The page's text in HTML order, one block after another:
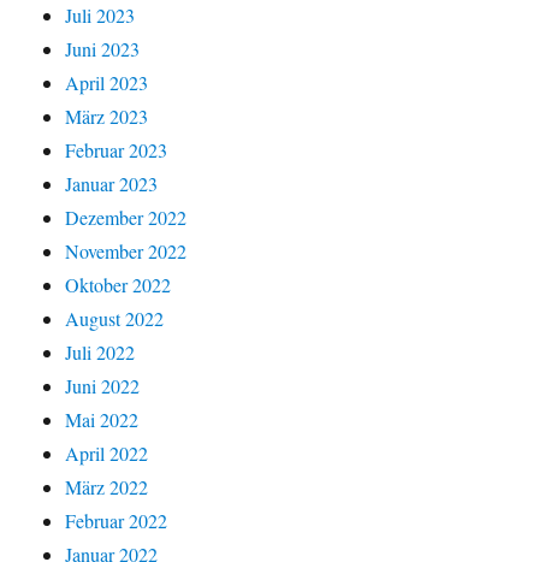
Juli 2023
Juni 2023
April 2023
März 2023
Februar 2023
Januar 2023
Dezember 2022
November 2022
Oktober 2022
August 2022
Juli 2022
Juni 2022
Mai 2022
April 2022
März 2022
Februar 2022
Januar 2022